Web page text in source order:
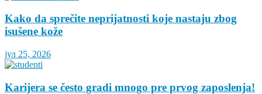
Kako da sprečite neprijatnosti koje nastaju zbog
isušene kože
јул 25, 2026
Karijera se često gradi mnogo pre prvog zaposlenja!